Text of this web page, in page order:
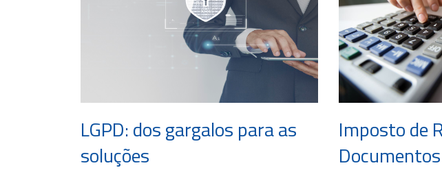
LGPD: dos gargalos para as
soluções
Imposto de